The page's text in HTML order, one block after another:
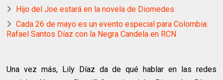
Hijo del Joe estará en la novela de Diomedes
Cada 26 de mayo es un evento especial para Colombia:
Rafael Santos Díaz con la Negra Candela en RCN
Una vez más, Lily Díaz da de qué hablar en las redes